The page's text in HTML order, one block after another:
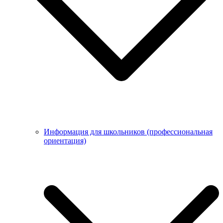
Информация для школьников (профессиональная
ориентация)